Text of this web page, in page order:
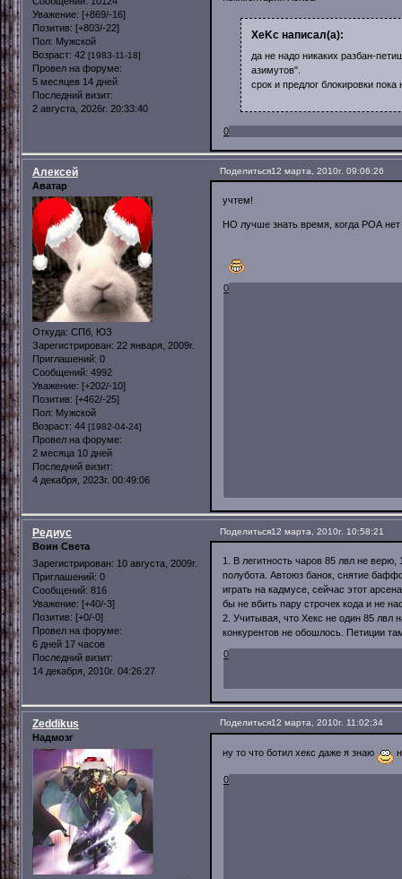
Уважение: [+869/-16]
Позитив: [+803/-22]
Пол: Мужской
Возраст: 42 [1983-11-18]
Провел на форуме:
5 месяцев 14 дней
Последний визит:
2 августа, 2026г. 20:33:40
XeKc написал(а):
да не надо никаких разбан-
азимутов".
срок и предлог блокировки
0
Поделиться12 марта, 2010г. 09:06:26
Алексей
Аватар
Откуда: СПб, ЮЗ
Зарегистрирован: 22 января, 2009г.
Приглашений: 0
Сообщений: 4992
Уважение: [+202/-10]
Позитив: [+462/-25]
Пол: Мужской
Возраст: 44 [1982-04-24]
Провел на форуме:
2 месяца 10 дней
Последний визит:
4 декабря, 2023г. 00:49:06
учтем!
НО лучше знать время, когда РОА
0
Поделиться12 марта, 2010г. 10:58:21
Редиус
Воин Света
Зарегистрирован: 10 августа, 2009г.
Приглашений: 0
Сообщений: 816
Уважение: [+40/-3]
Позитив: [+0/-0]
Провел на форуме:
6 дней 17 часов
Последний визит:
14 декабря, 2010г. 04:26:27
1. В легитность чаров 85 лвл не
полубота. Автоюз банок, снятие
играть на кадмусе, сейчас этот
бы не вбить пару строчек кода и не
2. Учитывая, что Хекс не один 85 лвл
конкурентов не обошлось. Петиции
0
Поделиться12 марта, 2010г. 11:02:34
Zeddikus
Надмозг
ну то что ботил хекс даже я знаю
0